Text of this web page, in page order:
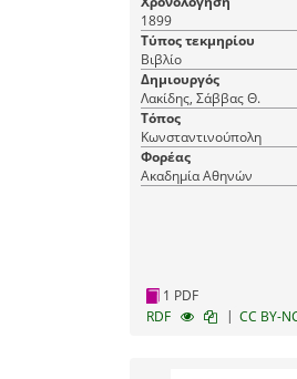
1899
Τύπος τεκμηρίου
Βιβλίο
Δημιουργός
Λακίδης, Σάββας Θ.
Τόπος
Κωνσταντινούπολη
Φορέας
Ακαδημία Αθηνών
1 PDF
RDF
| CC BY-